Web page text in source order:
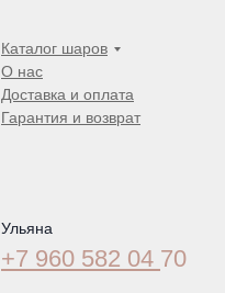
Каталог шаров
О нас
Доставка и оплата
Гарантия и возврат
Ульяна
+7 960 582 04 70